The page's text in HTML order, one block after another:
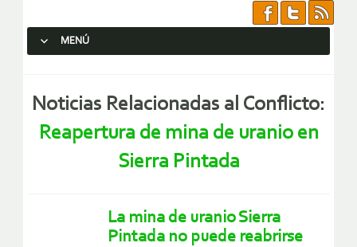
MENÚ
Noticias Relacionadas al Conflicto:
Reapertura de mina de uranio en
Sierra Pintada
La mina de uranio Sierra
Pintada no puede reabrirse